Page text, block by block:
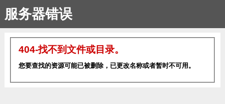
服务器错误
404-找不到文件或目录。
您要查找的资源可能已被删除，已更改名称或者暂时不可用。